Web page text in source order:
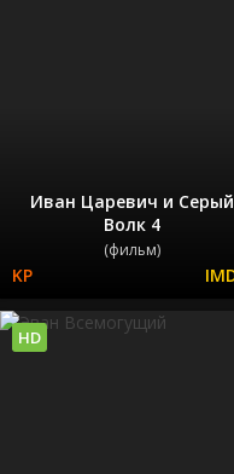
Иван Царевич и Серый
Волк 4
(фильм)
HD